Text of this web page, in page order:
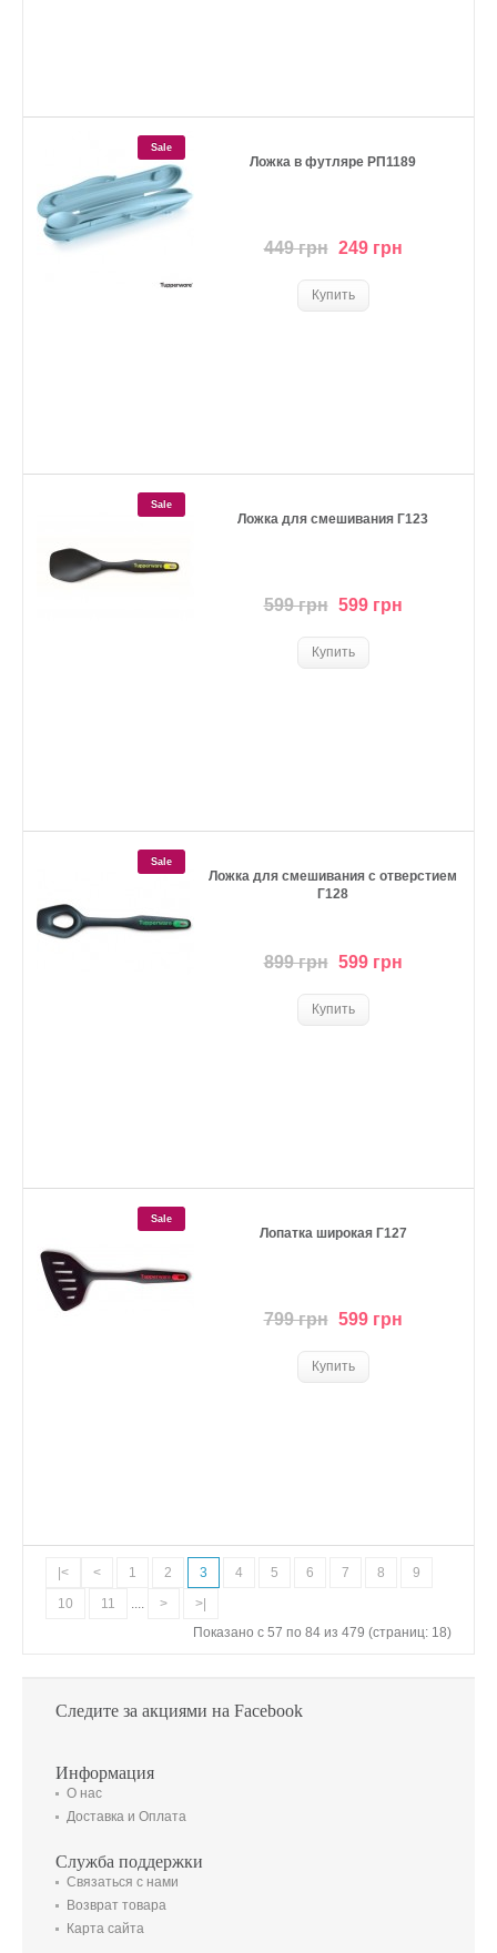
Sale
Ложка в футляре РП1189
449 грн 249 грн
Sale
Ложка для смешивания Г123
599 грн 599 грн
Sale
Ложка для смешивания с отверстием
Г128
899 грн 599 грн
Sale
Лопатка широкая Г127
799 грн 599 грн
|< < 1 2 3 4 5 6 7 8
9
10
11 .... >
>|
Показано с 57 по 84 из 479 (страниц: 18)
Следите за акциями на Facebook
Информация
О нас
Доставка и Оплата
Служба поддержки
Связаться с нами
Возврат товара
Карта сайта